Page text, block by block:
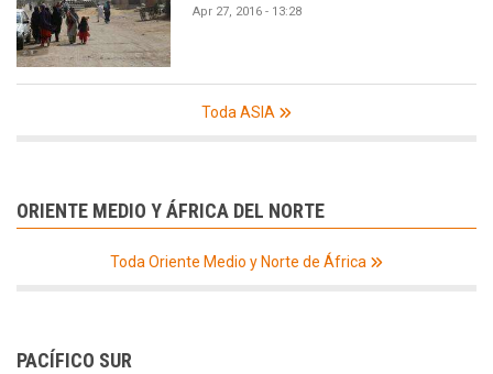
Apr 27, 2016 - 13:28
Toda ASIA
ORIENTE MEDIO Y ÁFRICA DEL NORTE
Toda Oriente Medio y Norte de África
PACÍFICO SUR